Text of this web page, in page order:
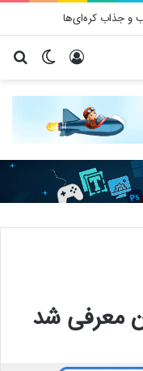
تغییر ورود
معرفی شد